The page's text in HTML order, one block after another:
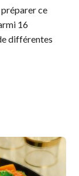
préparer ce
16
différentes